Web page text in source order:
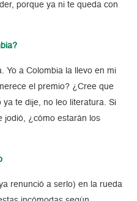
porque ya ni te queda con
Yo a Colombia la llevo en mi
el premio? ¿Cree que
te dije, no leo literatura. Si
jodió, ¿cómo estarán los
renunció a serlo) en la rueda